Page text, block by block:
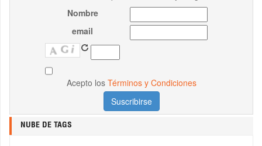
Nombre
email
Acepto los Términos y Condiciones
NUBE DE TAGS